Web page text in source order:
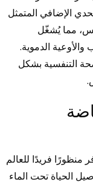
الإضافي المتمثل
مما يُشغّل
الدموية.
التنفسية بشكل
فريدًا للعالم
الحياة تحت الماء